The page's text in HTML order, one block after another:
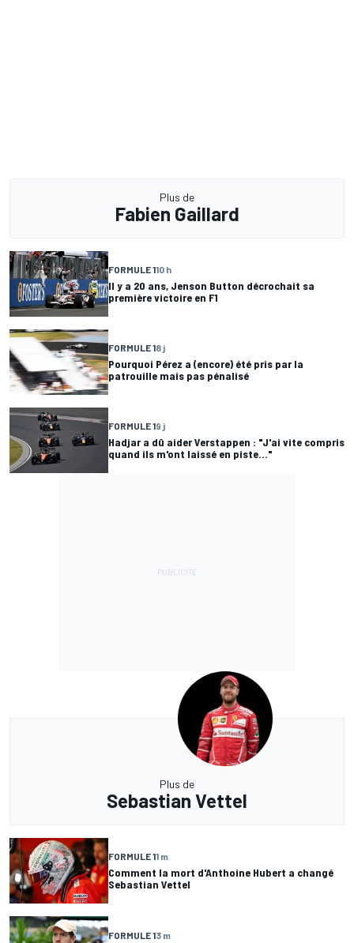
Plus de
Fabien Gaillard
FORMULE 110 h
Il y a 20 ans, Jenson Button décrochait sa
première victoire en F1
FORMULE 18 j
Pourquoi Pérez a (encore) été pris par la
patrouille mais pas pénalisé
FORMULE 19 j
Hadjar a dû aider Verstappen : "J'ai vite compris
quand ils m'ont laissé en piste..."
Plus de
Sebastian Vettel
FORMULE 11 m
Comment la mort d'Anthoine Hubert a changé
Sebastian Vettel
FORMULE 13 m